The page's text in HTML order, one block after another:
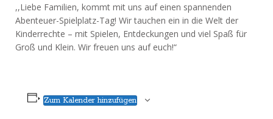
,,Liebe Familien, kommt mit uns auf einen spannenden
Abenteuer-Spielplatz-Tag! Wir tauchen ein in die Welt der
Kinderrechte – mit Spielen, Entdeckungen und viel Spaß für
Groß und Klein. Wir freuen uns auf euch!“
Zum Kalender hinzufügen